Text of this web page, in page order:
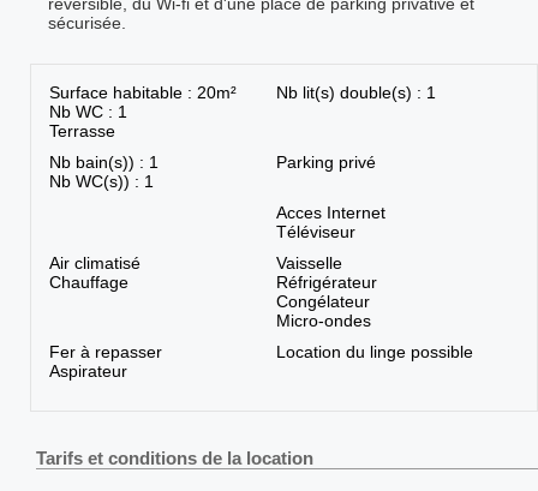
sécurisée.
Surface habitable : 20m²
Nb WC : 1
Terrasse
Nb lit(s) double(s) : 1
Nb bain(s)) : 1
Nb WC(s)) : 1
Parking privé
Acces Internet
Téléviseur
Air climatisé
Chauffage
Vaisselle
Réfrigérateur
Congélateur
Micro-ondes
Fer à repasser
Aspirateur
Location du linge possible
Tarifs et conditions de la location